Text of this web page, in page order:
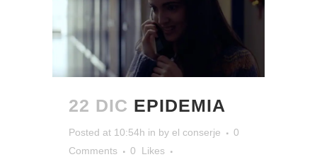
22 DIC EPIDEMIA
Posted at 10:54h in by el conserje
0
Comments
0
Likes